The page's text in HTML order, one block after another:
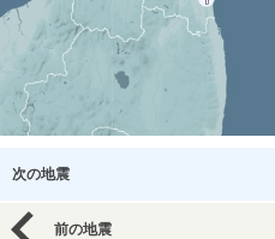
次の地震
前の地震